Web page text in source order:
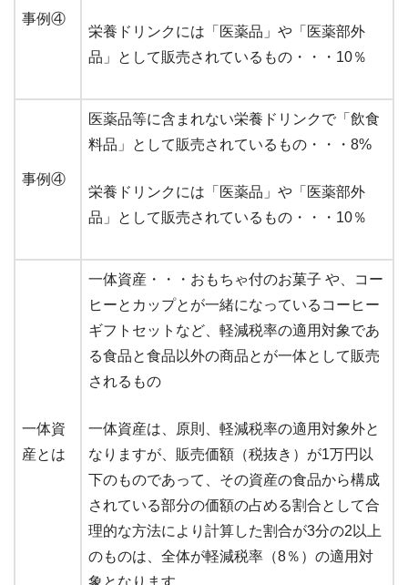
事例④
栄養ドリンクには「医薬品」や「医薬部外
品」として販売されているもの・・・10％
事例④
医薬品等に含まれない栄養ドリンクで「飲食
料品」として販売されているもの・・・8%
栄養ドリンクには「医薬品」や「医薬部外
品」として販売されているもの・・・10％
一体資
産とは
一体資産・・・おもちゃ付のお菓子 や、コー
ヒーとカップとが一緒になっているコーヒー
ギフトセットなど、軽減税率の適用対象であ
る食品と食品以外の商品とが一体として販売
されるもの
一体資産は、原則、軽減税率の適用対象外と
なりますが、販売価額（税抜き）が1万円以
下のものであって、その資産の食品から構成
されている部分の価額の占める割合として合
理的な方法により計算した割合が3分の2以上
のものは、全体が軽減税率（8％）の適用対